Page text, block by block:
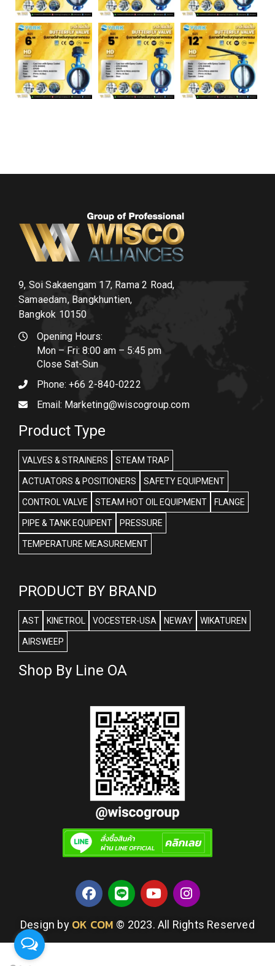
9, Soi Sakaengam 17, Rama 2 Road,
Samaedam, Bangkhuntien,
Bangkok 10150
Opening Hours:
Mon – Fri: 8:00 am – 5:45 pm
Close Sat-Sun
Phone: +66 2-840-0222
Email: Marketing@wiscogroup.com
Product Type
VALVES & STRAINERS STEAM TRAP
ACTUATORS & POSITIONERS SAFETY EQUIPMENT
CONTROL VALVE STEAM HOT OIL EQUIPMENT FLANGE
PIPE & TANK EQUIPENT PRESSURE
TEMPERATURE MEASUREMENT
PRODUCT BY BRAND
AST KINETROL VOCESTER-USA NEWAY WIKATUREN
AIRSWEEP
Shop By Line OA
Design by OK COM © 2023. All Rights Reserved